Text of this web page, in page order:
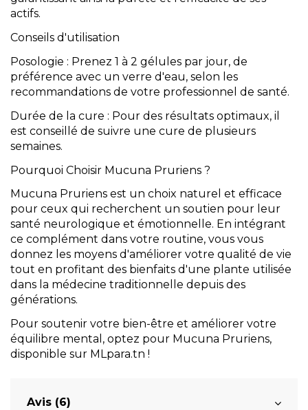
actifs.
Conseils d'utilisation
Posologie : Prenez 1 à 2 gélules par jour, de
préférence avec un verre d'eau, selon les
recommandations de votre professionnel de santé.
Durée de la cure : Pour des résultats optimaux, il
est conseillé de suivre une cure de plusieurs
semaines.
Pourquoi Choisir Mucuna Pruriens ?
Mucuna Pruriens est un choix naturel et efficace
pour ceux qui recherchent un soutien pour leur
santé neurologique et émotionnelle. En intégrant
ce complément dans votre routine, vous vous
donnez les moyens d'améliorer votre qualité de vie
tout en profitant des bienfaits d'une plante utilisée
dans la médecine traditionnelle depuis des
générations.
Pour soutenir votre bien-être et améliorer votre
équilibre mental, optez pour Mucuna Pruriens,
disponible sur MLpara.tn !
Avis (6)